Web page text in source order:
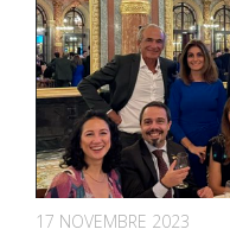
17 NOVEMBRE 2023